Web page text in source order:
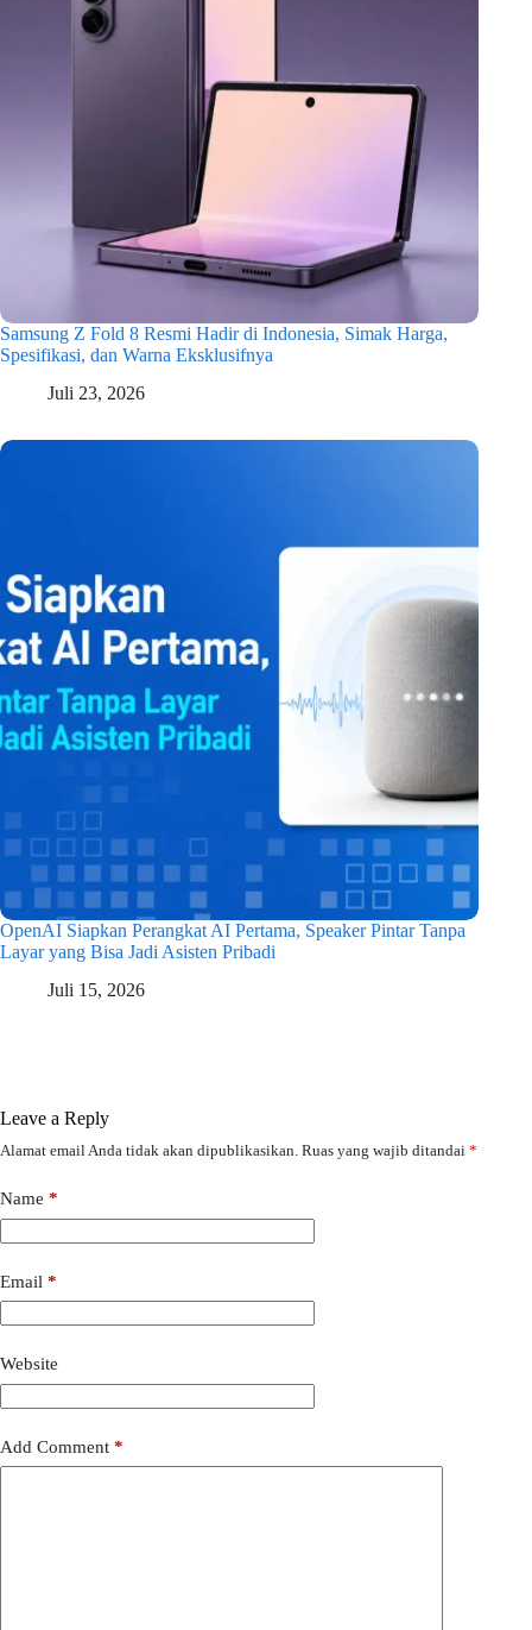
Samsung Z Fold 8 Resmi Hadir di Indonesia, Simak Harga,
Spesifikasi, dan Warna Eksklusifnya
Juli 23, 2026
OpenAI Siapkan Perangkat AI Pertama, Speaker Pintar Tanpa
Layar yang Bisa Jadi Asisten Pribadi
Juli 15, 2026
Leave a Reply
Alamat email Anda tidak akan dipublikasikan. Ruas yang wajib ditandai *
Name *
Email *
Website
Add Comment *